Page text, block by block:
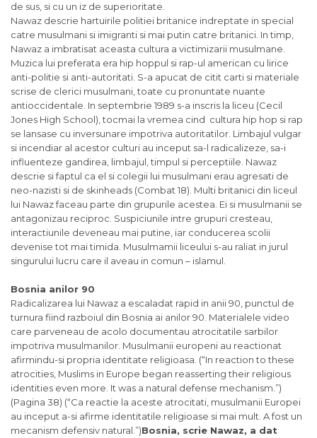
de sus, si cu un iz de superioritate.
Nawaz descrie hartuirile politiei britanice indreptate in special
catre musulmani si imigranti si mai putin catre britanici. In timp,
Nawaz a imbratisat aceasta cultura a victimizarii musulmane.
Muzica lui preferata era hip hoppul si rap-ul american cu lirice
anti-politie si anti-autoritati. S-a apucat de citit carti si materiale
scrise de clerici musulmani, toate cu pronuntate nuante
antioccidentale. In septembrie 1989 s-a inscris la liceu (Cecil
Jones High School), tocmai la vremea cind cultura hip hop si rap
se lansase cu inversunare impotriva autoritatilor. Limbajul vulgar
si incendiar al acestor culturi au inceput sa-l radicalizeze, sa-i
influenteze gandirea, limbajul, timpul si perceptiile. Nawaz
descrie sifaptul ca el si colegii lui musulmani erau agresati de
neo-nazisti si de skinheads (Combat 18). Multi britanici din liceul
lui Nawaz faceau parte din grupurile acestea. Ei si musulmanii se
antagonizau reciproc. Suspiciunile intre grupuri cresteau,
interactiunile deveneau mai putine, iar conducerea scolii
devenise tot mai timida. Musulmamii liceului s-au raliat in jurul
singurului lucru care il aveau in comun – islamul
Bosnia anilor 90
Radicalizarea lui Nawaz a escaladat rapid in anii 90, punctul de
turnura fiind razboiul din Bosnia ai anilor 90. Materialele video
care parveneau de acolo documentau atrocitatile sarbilor
impotriva musulmanilor. Musulmanii europeni au reactionat
afirmindu-si propria identitate religioasa. (“In reaction to these
atrocities, Muslims in Europe began reasserting their religious
identities even more. It was a natural defense mechanism.”)
(Pagina 38) (“Ca reactie la aceste atrocitati, musulmanii Europei
au inceput a-si afirme identitatile religioase si mai mult. A fost un
mecanism defensiv natural.”)Bosnia, scrie Nawaz, a dat